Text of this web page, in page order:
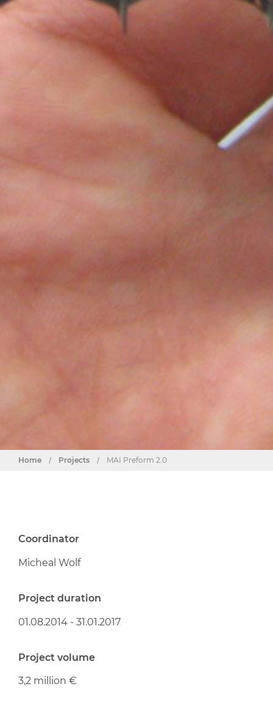
Home / Projects / MAI Preform 2.0
Coordinator
Micheal Wolf
Project duration
01.08.2014 - 31.01.2017
Project volume
3,2 million €